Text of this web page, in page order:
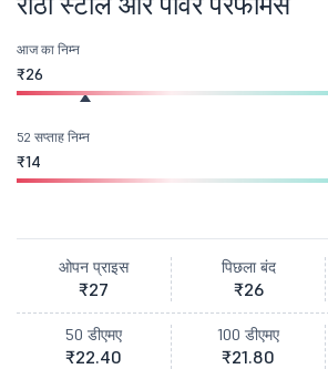
आज का निम्न
₹26
52 सप्ताह निम्न
₹14
ओपन प्राइस
₹27
पिछला बंद
₹26
50 डीएमए
₹22.40
100 डीएमए
₹21.80